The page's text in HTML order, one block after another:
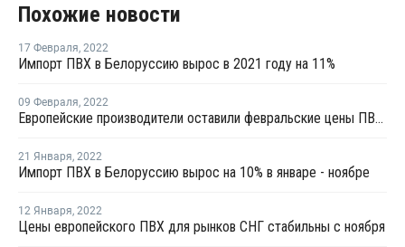
Похожие новости
17 Февраля, 2022
Импорт ПВХ в Белоруссию вырос в 2021 году на 11%
09 Февраля, 2022
Европейские производители оставили февральские цены ПВХ для рынков стран СНГ на уровне января
21 Января, 2022
Импорт ПВХ в Белоруссию вырос на 10% в январе - ноябре
12 Января, 2022
Цены европейского ПВХ для рынков СНГ стабильны с ноября